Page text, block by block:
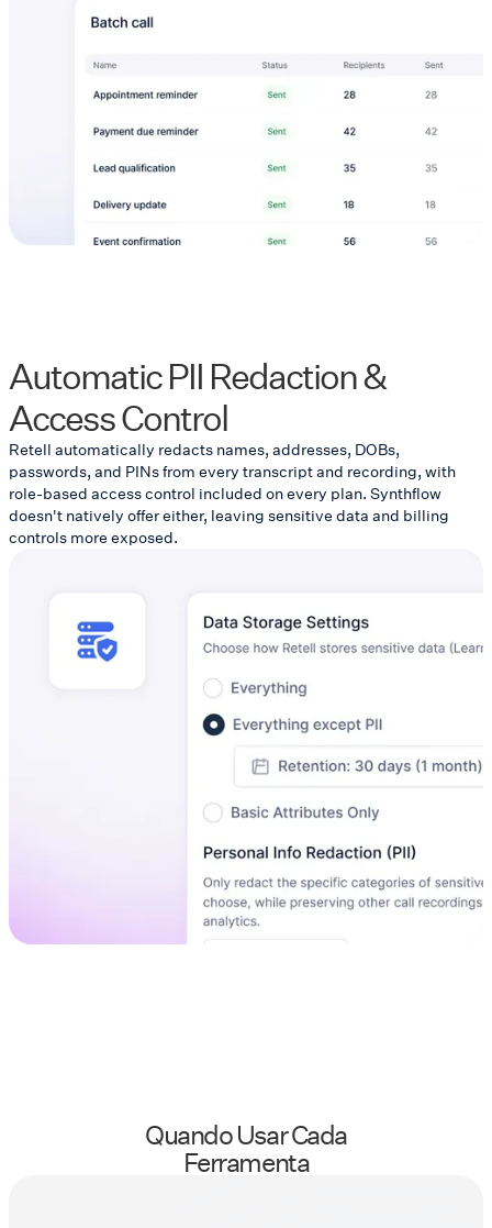
Automatic PII Redaction &
Access Control
Retell automatically redacts names, addresses, DOBs,
passwords, and PINs from every transcript and recording, with
role-based access control included on every plan. Synthflow
doesn't natively offer either, leaving sensitive data and billing
controls more exposed.
Quando Usar Cada
Ferramenta